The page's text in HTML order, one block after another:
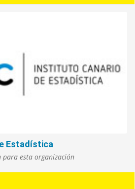
Estadística
para esta organización